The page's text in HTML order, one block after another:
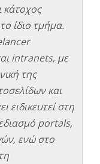
κάτοχος
ίδιο τμήμα.
intranets, με
της
και
ειδικευτεί στη
portals,
ενώ στο